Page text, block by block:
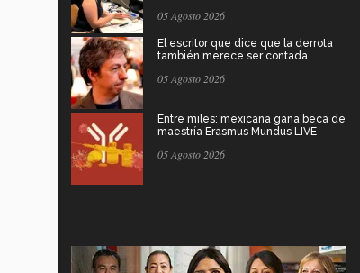
05 Agosto 2026
El escritor que dice que la derrota
también merece ser contada
05 Agosto 2026
Entre miles: mexicana gana beca de
maestría Erasmus Mundus LIVE
05 Agosto 2026